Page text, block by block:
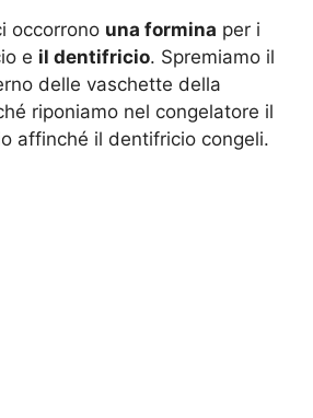
occorrono una formina per i
e il dentifricio. Spremiamo il
delle vaschette della
riponiamo nel congelatore il
affinché il dentifricio congeli.